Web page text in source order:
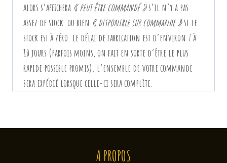
alors s’affichera « peut être commandé »s’il n’y a pas
assez de stock ou bien « disponible sur commande »si le
stock est à zéro. le délai de fabrication est d’environ 7 à
10 jours (parfois moins, on fait en sorte d’être le plus
rapide possible promis). l’ensemble de votre commande
sera expédié lorsque celle-ci sera complète.
A PROPOS